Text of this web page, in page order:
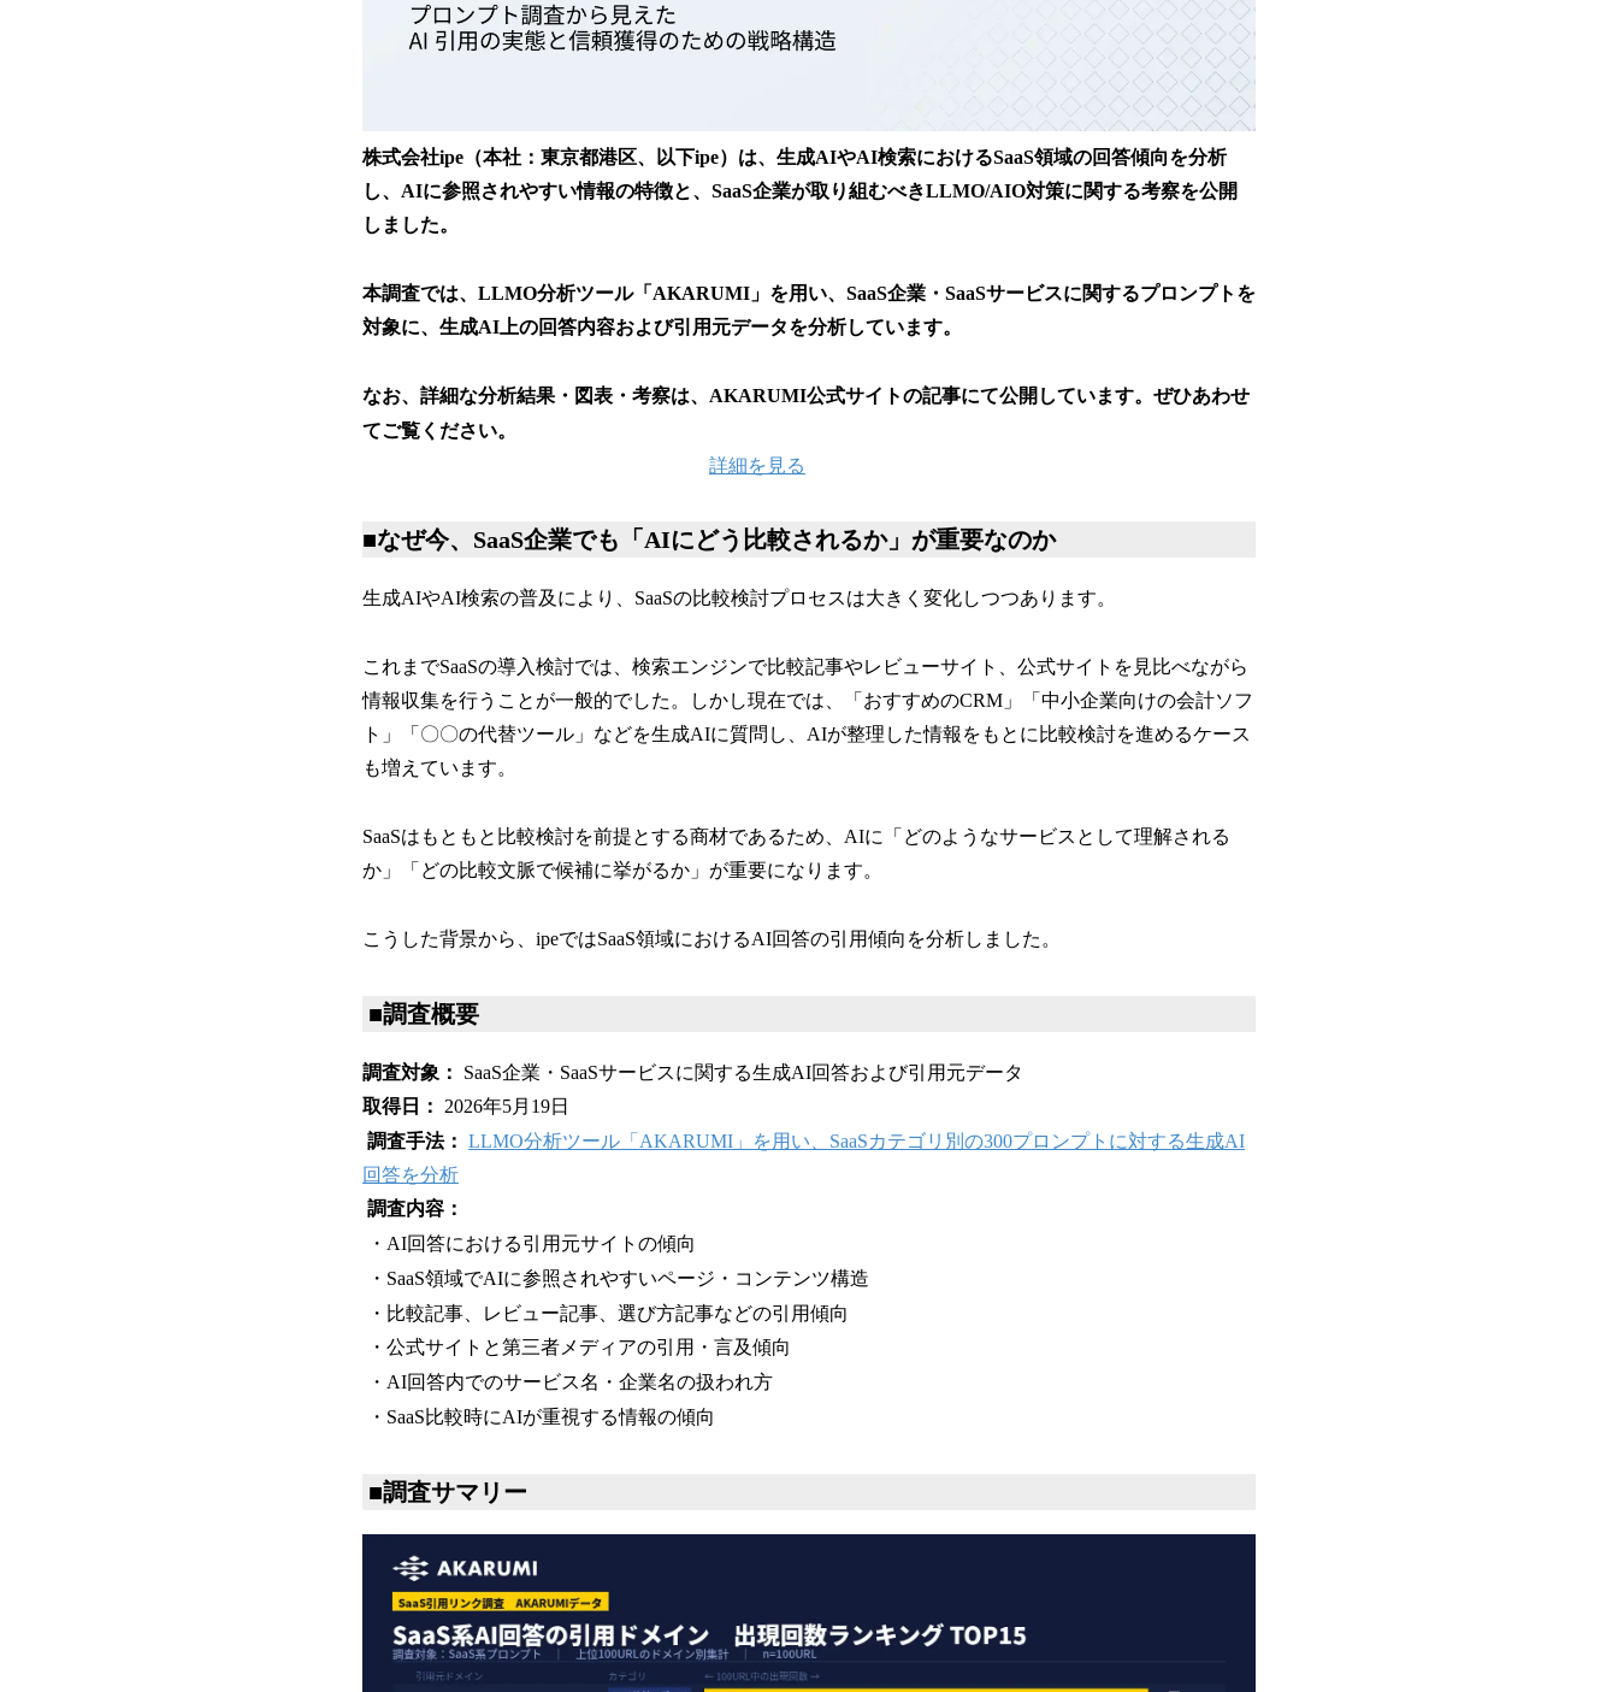
株式会社ipe（本社：東京都港区、以下ipe）は、生成AIやAI検索におけるSaaS領域の回答傾向を分析
し、AIに参照されやすい情報の特徴と、SaaS企業が取り組むべきLLMO/AIO対策に関する考察を公開
しました。
本調査では、LLMO分析ツール「AKARUMI」を用い、SaaS企業・SaaSサービスに関するプロンプトを
対象に、生成AI上の回答内容および引用元データを分析しています。
なお、詳細な分析結果・図表・考察は、AKARUMI公式サイトの記事にて公開しています。ぜひあわせ
てご覧ください。
詳細を見る
■なぜ今、SaaS企業でも「AIにどう比較されるか」が重要なのか
生成AIやAI検索の普及により、SaaSの比較検討プロセスは大きく変化しつつあります。
これまでSaaSの導入検討では、検索エンジンで比較記事やレビューサイト、公式サイトを見比べながら
情報収集を行うことが一般的でした。しかし現在では、「おすすめのCRM」「中小企業向けの会計ソフ
ト」「〇〇の代替ツール」などを生成AIに質問し、AIが整理した情報をもとに比較検討を進めるケース
も増えています。
SaaSはもともと比較検討を前提とする商材であるため、AIに「どのようなサービスとして理解される
か」「どの比較文脈で候補に挙がるか」が重要になります。
こうした背景から、ipeではSaaS領域におけるAI回答の引用傾向を分析しました。
■調査概要
調査対象：
SaaS企業・SaaSサービスに関する生成AI回答および引用元データ
取得日：
2026年5月19日
調査手法： LLMO分析ツール「AKARUMI」を用い、SaaSカテゴリ別の300プロンプトに対する生成AI
回答を分析
調査内容：
・AI回答における引用元サイトの傾向
・SaaS領域でAIに参照されやすいページ・コンテンツ構造
・比較記事、レビュー記事、選び方記事などの引用傾向
・公式サイトと第三者メディアの引用・言及傾向
・AI回答内でのサービス名・企業名の扱われ方
・SaaS比較時にAIが重視する情報の傾向
■調査サマリー